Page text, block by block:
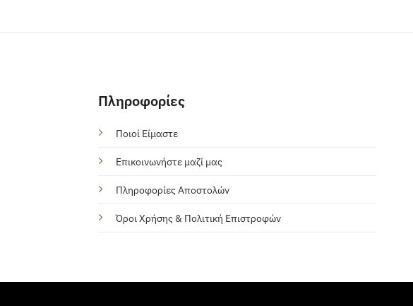
Πληροφορίες
Ποιοί Είμαστε
Επικοινωνήστε μαζί μας
Πληροφορίες Αποστολών
Όροι Χρήσης & Πολιτική Επιστροφών